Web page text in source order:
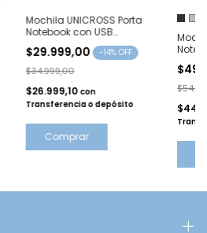
Mochila UNICROSS Porta
Notebook con USB
$29.999,00 -14% OFF
$34.999,00
$26.999,10 con
Transferencia o depósito
Comprar